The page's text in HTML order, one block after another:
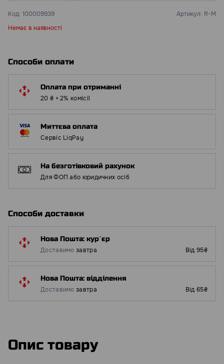
Код: 100009939 Артикул: R-M
Немає в наявності
Способи оплати
Оплата при отриманні
20 ₴ + 2% комісії
Миттєва оплата
Сервіс LiqPay
На безготівковий рахунок
Для ФОП або юридичних осіб
Способи доставки
Нова Пошта: курʼєр
Доставимо завтра Від 95₴
Нова Пошта: відділення
Доставимо завтра Від 65₴
Опис товару